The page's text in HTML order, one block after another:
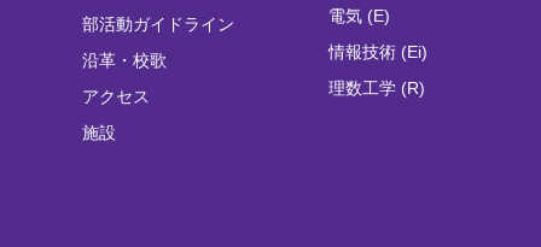
部活動ガイドライン
沿革・校歌
アクセス
施設
電気 (E)
情報技術 (Ei)
理数工学 (R)